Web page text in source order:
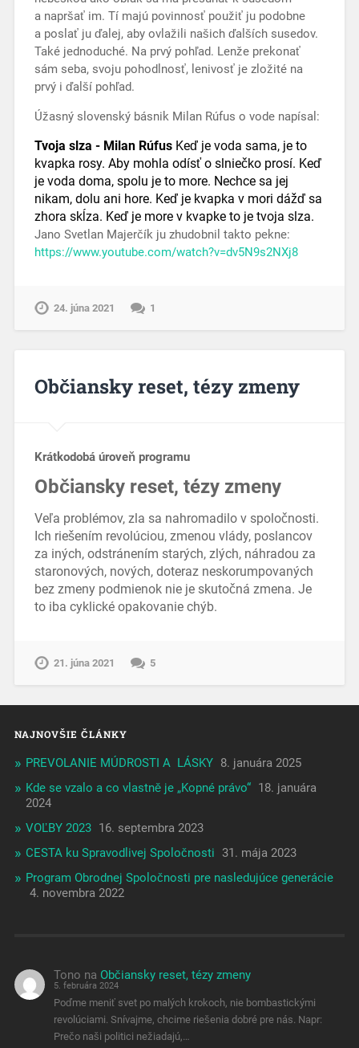
a napršať im. Tí majú povinnosť použiť ju podobne
a poslať ju ďalej, aby ovlažili našich ďalších susedov.
Také jednoduché. Na prvý pohľad. Lenže prekonať
sám seba, svoju pohodlnosť, lenivosť je zložité na
prvý i ďalší pohľad.
Úžasný slovenský básnik Milan Rúfus o vode napísal:
Tvoja slza - Milan RúfusKeď je voda sama, je to
kvapka rosy. Aby mohla odísť o slniečko prosí. Keď
je voda doma, spolu je to more. Nechce sa jej
nikam, dolu ani hore. Keď je kvapka v mori dážď sa
zhora skĺza. Keď je more v kvapke to je tvoja slza.
Jano Svetlan Majerčík ju zhudobnil takto pekne:
https://www.youtube.com/watch?v=dv5N9s2NXj8
24. júna 2021 1
Občiansky reset, tézy zmeny
Krátkodobá úroveň programu
Občiansky reset, tézy zmeny
Veľa problémov, zla sa nahromadilo v spoločnosti.
Ich riešením revolúciou, zmenou vlády, poslancov
za iných, odstránením starých, zlých, náhradou za
staronových, nových, doteraz neskorumpovaných
bez zmeny podmienok nie je skutočná zmena. Je
to iba cyklické opakovanie chýb.
21. júna 2021 5
NAJNOVŠIE ČLÁNKY
PREVOLANIE MÚDROSTI A LÁSKY 8. januára 2025
Kde se vzalo a co vlastně je „Kopné právo“ 18. januára
2024
VOĽBY 2023 16. septembra 2023
CESTA ku Spravodlivej Spoločnosti 31. mája 2023
Program Obrodnej Spoločnosti pre nasledujúce generácie
4. novembra 2022
Tono na Občiansky reset, tézy zmeny
5. februára 2024
Poďme meniť svet po malých krokoch, nie bombastickými
revolúciami. Snívajme, chcime riešenia dobré pre nás. Napr:
Prečo naši politici nežiadajú,…